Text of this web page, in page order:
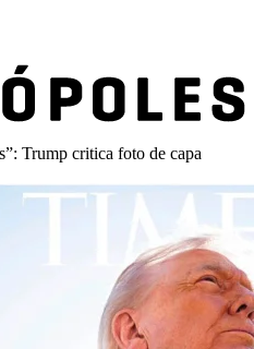
Trump critica foto de capa